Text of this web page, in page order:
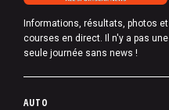
Informations, résultats, photos et
courses en direct. Il n'y a pas une
seule journée sans news !
P
AUTO